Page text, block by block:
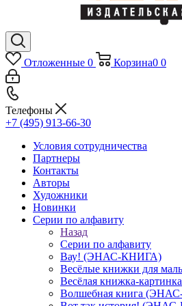
Отложенные 0 Корзина0 0
Телефоны
+7 (495) 913-66-30
Условия сотрудничества
Партнеры
Контакты
Авторы
Художники
Новинки
Серии по алфавиту
Назад
Серии по алфавиту
Вау! (ЭНАС-КНИГА)
Весёлые книжки для
Весёлая книжка-
Волшебная книга